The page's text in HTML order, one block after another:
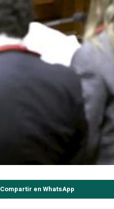
Compartir en WhatsApp